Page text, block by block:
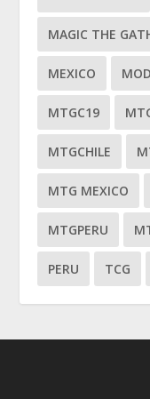
MAGIC THE
MEXICO
MTGC19
MTGCHILE
MTG MEXICO
MTGPERU
PERU TCG